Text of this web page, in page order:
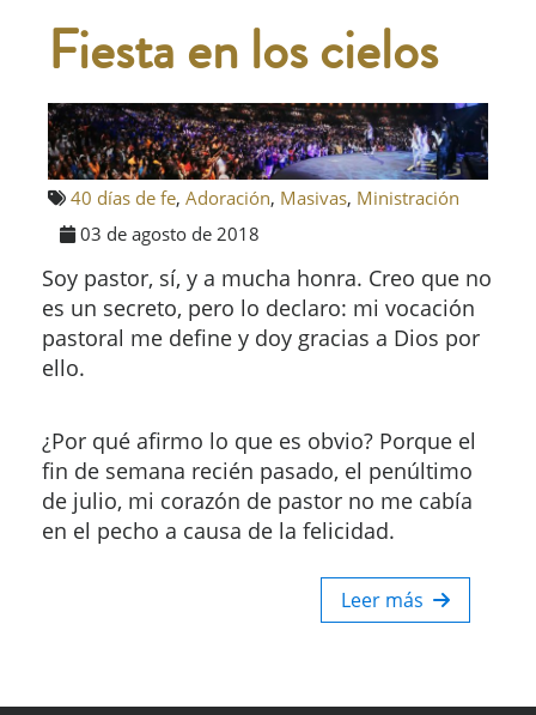
Fiesta en los cielos
40 días de fe, Adoración, Masivas, Ministración
03 de agosto de 2018
Soy pastor, sí, y a mucha honra. Creo que no
es un secreto, pero lo declaro: mi vocación
pastoral me define y doy gracias a Dios por
ello.
¿Por qué afirmo lo que es obvio? Porque el
fin de semana recién pasado, el penúltimo
de julio, mi corazón de pastor no me cabía
en el pecho a causa de la felicidad.
Leer más